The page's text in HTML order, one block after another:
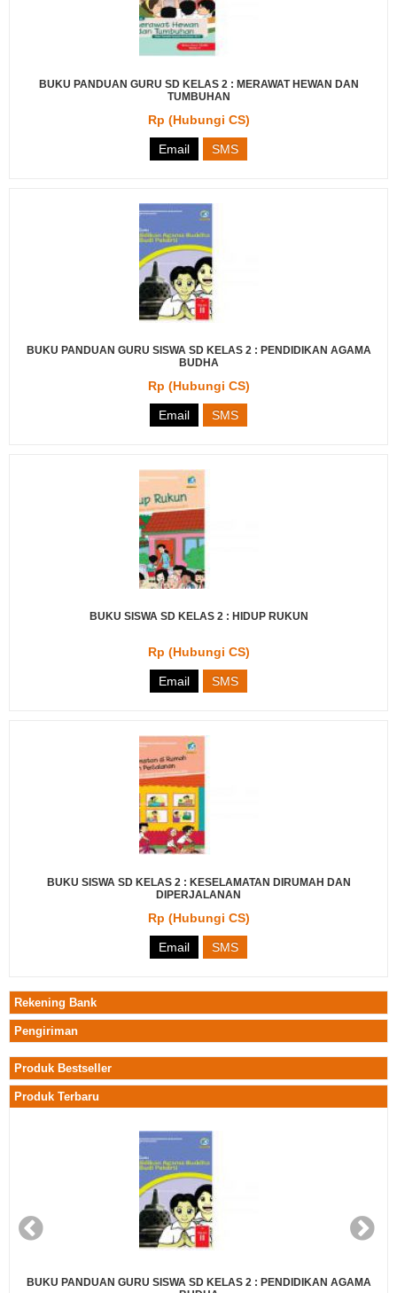
BUKU PANDUAN GURU SD KELAS 2 : MERAWAT HEWAN DAN
TUMBUHAN
Rp (Hubungi CS)
Email SMS
BUKU PANDUAN GURU SISWA SD KELAS 2 : PENDIDIKAN AGAMA
BUDHA
Rp (Hubungi CS)
Email SMS
BUKU SISWA SD KELAS 2 : HIDUP RUKUN
Rp (Hubungi CS)
Email SMS
BUKU SISWA SD KELAS 2 : KESELAMATAN DIRUMAH DAN
DIPERJALANAN
Rp (Hubungi CS)
Email SMS
Rekening Bank
Pengiriman
Produk Bestseller
Produk Terbaru
GURU SISWA SD KELAS 2 : PENDIDIKAN AGAMA
BUKU